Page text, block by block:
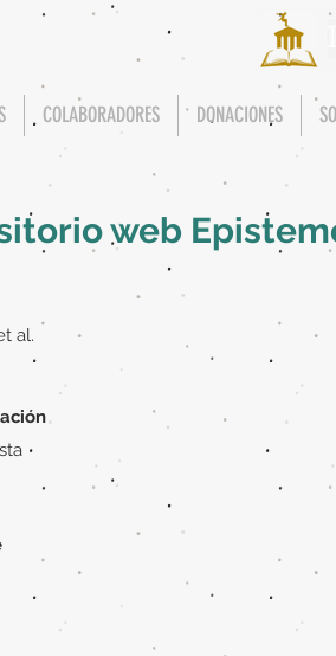
COLABORADORES DONACIONES
web
al.